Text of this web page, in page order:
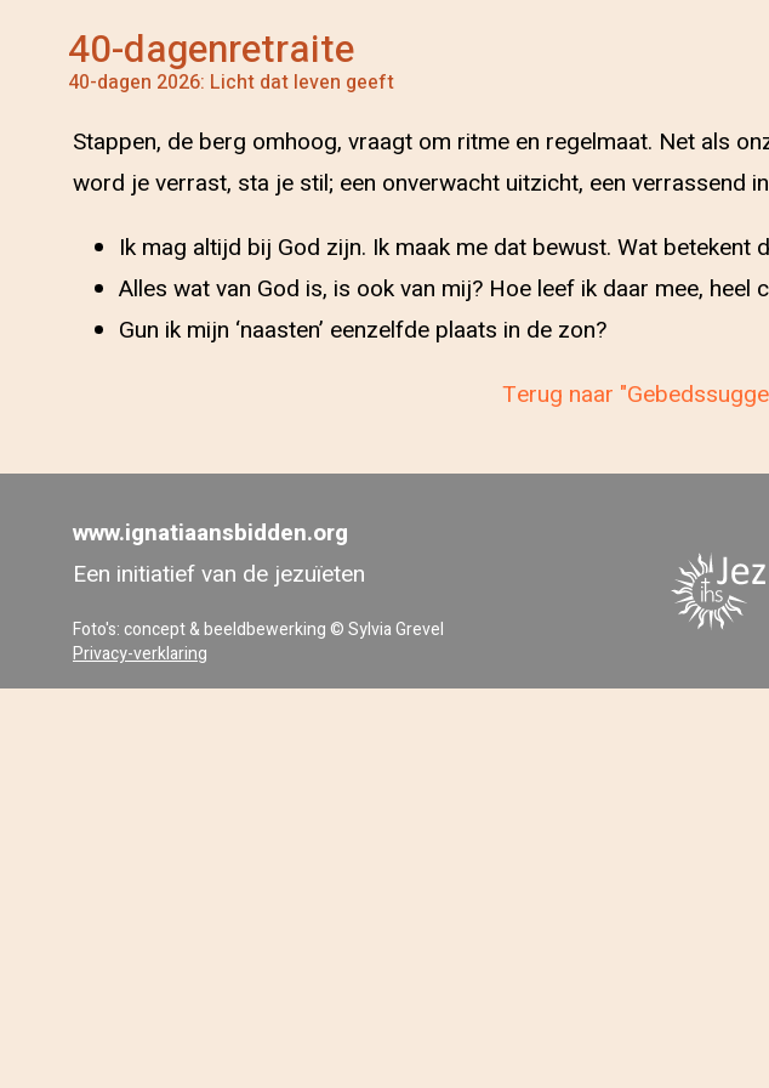
40-dagenretraite
40-dagen 2026: Licht dat leven geeft
Stappen, de berg omhoog, vraagt om ritme en regelmaat. Net als
word je verrast, sta je stil; een onverwacht uitzicht, een verrassend
Ik mag altijd bij God zijn. Ik maak me dat bewust. Wat betekent
Alles wat van God is, is ook van mij? Hoe leef ik daar mee, heel
Gun ik mijn ‘naasten’ eenzelfde plaats in de zon?
Terug naar
www.ignatiaansbidden.org
Een initiatief van de jezuïeten
Foto's: concept & beeldbewerking © Sylvia Grevel
Privacy-verklaring